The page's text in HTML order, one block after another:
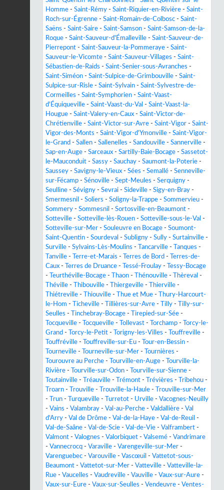
Homme - Saint-Rémy - Saint-Riquier-en-Rivière - Saint-
Roch-sur-Égrenne - Saint-Romain-de-Colbosc - Saint-
Saëns - Saint-Saire - Saint-Samson - Saint-Samson-de-la-
Roque - Saint-Sauveur-d'Émalleville - Saint-Sauveur-de-
Pierrepont - Saint-Sauveur-la-Pommeraye - Saint-
Sauveur-le-Vicomte - Saint-Sauveur-Villages - Saint-
Sébastien-de-Raids - Saint-Senier-sous-Avranches -
Saint-Siméon - Saint-Sulpice-de-Grimbouville - Saint-
Sulpice-sur-Risle - Saint-Sylvain - Saint-Sylvestre-de-
Cormeilles - Saint-Symphorien - Saint-Vaast-
d'Équiqueville - Saint-Vaast-du-Val - Saint-Vaast-la-
Hougue - Saint-Valery-en-Caux - Saint-Victor-de-
Chrétienville - Saint-Victor-sur-Avre - Saint-Vigor - Saint-
Vigor-des-Monts - Saint-Vigor-d'Ymonville - Saint-Vigor-
le-Grand - Sallen - Sallenelles - Sandouville - Sannerville -
Sap-en-Auge - Sarceaux - Sartilly-Baie-Bocage - Sassetot-
le-Mauconduit - Sassy - Sauchay - Saumont-la-Poterie -
Saussey - Savigny-le-Vieux - Sées - Semallé - Senneville-
sur-Fécamp - Sénoville - Sept-Meules - Serquigny -
Seulline - Sévigny - Sevrai - Sideville - Sigy-en-Bray -
Smermesnil - Soliers - Soligny-la-Trappe - Sommervieu -
Sommery - Sommesnil - Sortosville-en-Beaumont -
Sotteville - Sotteville-lès-Rouen - Sotteville-sous-le-Val -
Sotteville-sur-Mer - Souleuvre en Bocage - Soumont-
Saint-Quentin - Sourdeval - Subligny - Sully - Surtainville -
Surville - Sylvains-Lès-Moulins - Tancarville - Tanques -
Tanville - Terre-et-Marais - Terres de Bord -
Terres-de-
Caux - Terres de Druance - Tessé-Froulay -
Tessy-Bocage
-
Teurthéville-Bocage - Thaon - Thénouville - Thèreval -
Théville - Thibouville - Thiergeville - Thierville -
Thiétreville - Thiouville - Thue et Mue -
Thury-Harcourt-
le-Hom - Ticheville - Tillières-sur-Avre - Tilly -
Tilly-sur-
Seulles - Tinchebray-Bocage - Tirepied-sur-Sée -
Tocqueville - Tocqueville - Tollevast - Torchamp -
Torcy-le-
Grand - Torcy-le-Petit - Torigny-les-Villes - Touffreville -
Touffréville - Touffreville-sur-Eu - Tour-en-Bessin -
Tourneville - Tourneville-sur-Mer - Tournières -
Tourouvre au Perche - Tourville-en-Auge -
Tourville-la-
Rivière - Tourville-sur-Odon - Tourville-sur-Sienne -
Toutainville - Tréauville - Trémont - Trévières - Tribehou -
Troarn - Trouville - Trouville-la-Haule -
Trouville-sur-Mer
-
Trun - Turqueville - Turretot - Urville - Vacognes-Neuilly
- Vains - Valambray - Val-au-Perche - Valdallière - Val
d'Arry - Val de Drôme - Val-de-la-Haye - Val-de-Reuil -
Val-de-Saâne - Val-de-Scie - Val-de-Vie - Valframbert -
Valmont - Valognes - Valorbiquet - Valsemé - Vandrimare
- Vannecrocq - Varaville - Varengeville-sur-Mer -
Varenguebec - Varouville - Vascœuil - Vattetot-sous-
Beaumont - Vattetot-sur-Mer - Vatteville - Vatteville-la-
Rue - Vaucelles - Vaudreville - Vauville - Vaux-sur-Aure -
Vaux-sur-Eure - Vaux-sur-Seulles - Vendeuvre - Ventes-